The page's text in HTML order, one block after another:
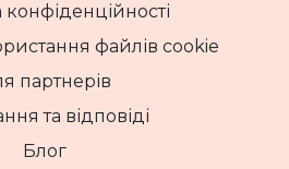
конфіденційності
файлів cookie
партнерів
та відповіді
Блог